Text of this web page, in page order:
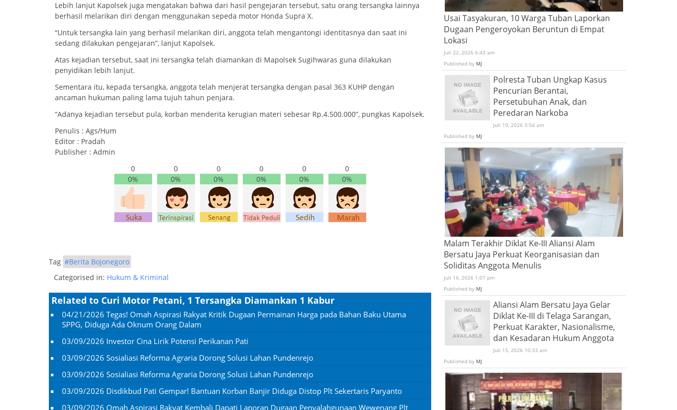
Lebih lanjut Kapolsek juga mengatakan bahwa dari hasil pengejaran tersebut, satu orang tersangka lainnya
berhasil melarikan diri dengan menggunakan sepeda motor Honda Supra X.
“Untuk tersangka lain yang berhasil melarikan diri, anggota telah mengantongi identitasnya dan saat ini
sedang dilakukan pengejaran”, lanjut Kapolsek.
Atas kejadian tersebut, saat ini tersangka telah diamankan di Mapolsek Sugihwaras guna dilakukan
penyidikan lebih lanjut.
Sementara itu, kepada tersangka, anggota telah menjerat tersangka dengan pasal 363 KUHP dengan
ancaman hukuman paling lama tujuh tahun penjara.
“Adanya kejadian tersebut pula, korban menderita kerugian materi sebesar Rp.4.500.000”, pungkas Kapolsek.
Penulis : Ags/Hum
Editor : Pradah
Publisher : Admin
0
0%
0
0%
0
0%
0
0%
0
0%
0
0%
Tag #Berita Bojonegoro
Categorised in: Hukum & Kriminal
Related to Curi Motor Petani, 1 Tersangka Diamankan 1 Kabur
04/21/2026 Tegas! Omah Aspirasi Rakyat Kritik Dugaan Permainan Harga pada Bahan Baku Utama
SPPG, Diduga Ada Oknum Orang Dalam
03/09/2026 Investor Cina Lirik Potensi Perikanan Pati
03/09/2026 Sosialiasi Reforma Agraria Dorong Solusi Lahan Pundenrejo
03/09/2026 Sosialiasi Reforma Agraria Dorong Solusi Lahan Pundenrejo
03/09/2026 Disdikbud Pati Gempar! Bantuan Korban Banjir Diduga Distop Plt Sekertaris Paryanto
03/09/2026 Omah Aspirasi Rakyat Kembali Dapati Laporan Dugaan Penyalahgunaan Wewenang Plt
Usai Tasyakuran, 10 Warga Tuban Laporkan
Dugaan Pengeroyokan Beruntun di Empat
Lokasi
Juli 22, 2026 6:43 am
Published by MJ
Polresta Tuban Ungkap Kasus
Pencurian Berantai,
Persetubuhan Anak, dan
Peredaran Narkoba
Juli 19, 2026 3:54 am
Published by MJ
Malam Terakhir Diklat Ke-III Aliansi Alam
Bersatu Jaya Perkuat Keorganisasian dan
Soliditas Anggota Menulis
Juli 16, 2026 1:07 pm
Published by MJ
Aliansi Alam Bersatu Jaya Gelar
Diklat Ke-III di Telaga Sarangan,
Perkuat Karakter, Nasionalisme,
dan Kesadaran Hukum Anggota
Juli 15, 2026 10:33 am
Published by MJ